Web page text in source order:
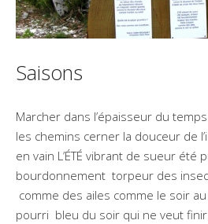
Saisons
Marcher dans l’épaisseur du
les chemins cerner la douceur de
en vain L’ÉTÉ vibrant de sueur été
bourdonnement torpeur des
comme des ailes comme le soir au
pourri bleu du soir qui ne veut